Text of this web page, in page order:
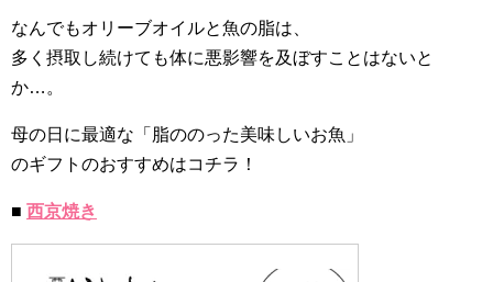
なんでもオリーブオイルと魚の脂は、
多く摂取し続けても体に悪影響を及ぼすことはないと
か…。
母の日に最適な「脂ののった美味しいお魚」
のギフトのおすすめはコチラ！
■ 西京焼き